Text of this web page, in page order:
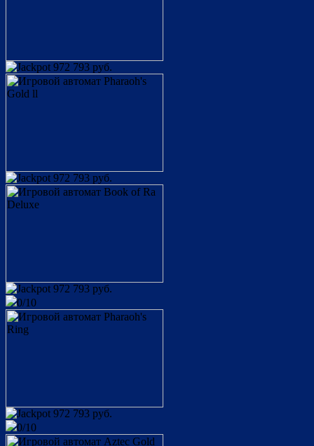
972 793 руб.
972 793 руб.
972 793 руб.
0/10
972 793 руб.
0/10
osobist
King of Cards
12 600 руб.
Book of Ra
user_1190264